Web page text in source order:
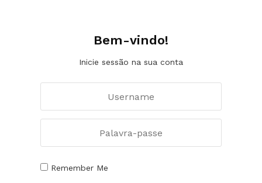
Bem-vindo!
Inicie sessão na sua conta
Remember Me